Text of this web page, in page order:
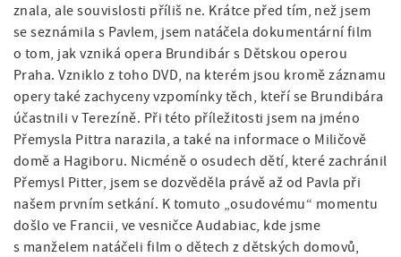
znala, ale souvislosti příliš ne. Krátce před tím, než jsem
se seznámila s Pavlem, jsem natáčela dokumentární film
o tom, jak vzniká opera Brundibár s Dětskou operou
Praha. Vzniklo z toho DVD, na kterém jsou kromě záznamu
opery také zachyceny vzpomínky těch, kteří se Brundibára
účastnili v Terezíně. Při této příležitosti jsem na jméno
Přemysla Pittra narazila, a také na informace o Miličově
domě a Hagiboru. Nicméně o osudech dětí, které zachránil
Přemysl Pitter, jsem se dozvěděla právě až od Pavla při
našem prvním setkání. K tomuto „osudovému“ momentu
došlo ve Francii, ve vesničce Audabiac, kde jsme
s manželem natáčeli film o dětech z dětských domovů,